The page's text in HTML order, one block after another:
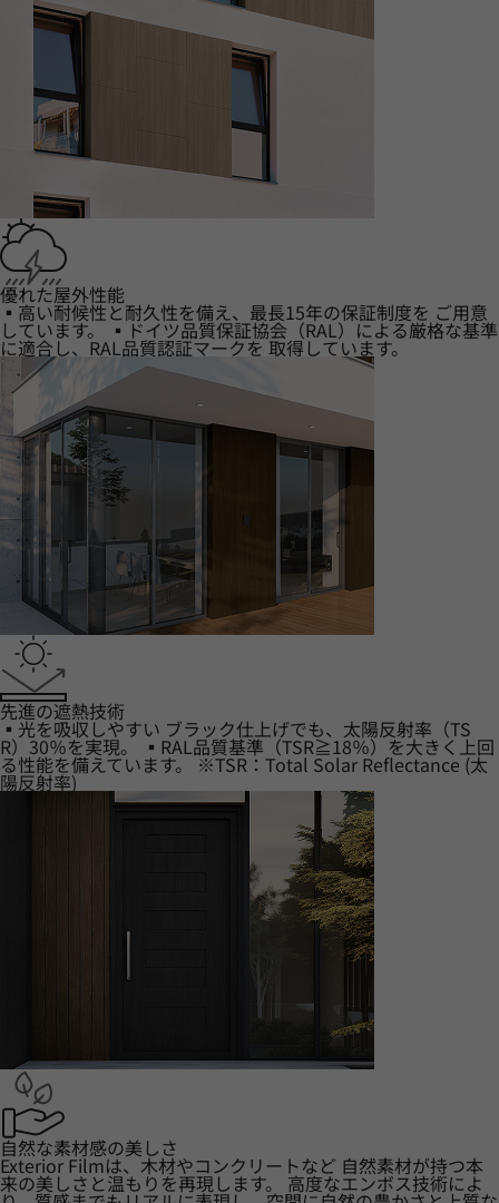
優れた屋外性能
▪高い耐候性と耐久性を備え、最長15年の保証制度を ご用意
しています。 ▪ドイツ品質保証協会（RAL）による厳格な基準
に適合し、RAL品質認証マークを 取得しています。
先進の遮熱技術
▪光を吸収しやすい ブラック仕上げでも、太陽反射率（TS
R）30％を実現。 ▪RAL品質基準（TSR≧18％）を大きく上回
る性能を備えています。 ※TSR：Total Solar Reflectance (太
陽反射率)
自然な素材感の美しさ
Exterior Filmは、木材やコンクリートなど 自然素材が持つ本
来の美しさと温もりを再現します。 高度なエンボス技術によ